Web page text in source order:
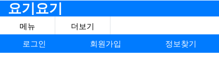
요기요기
메뉴
더보기
로그인
회원가입 정보찾기